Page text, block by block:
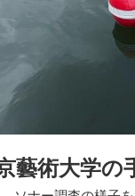
藝術大学の